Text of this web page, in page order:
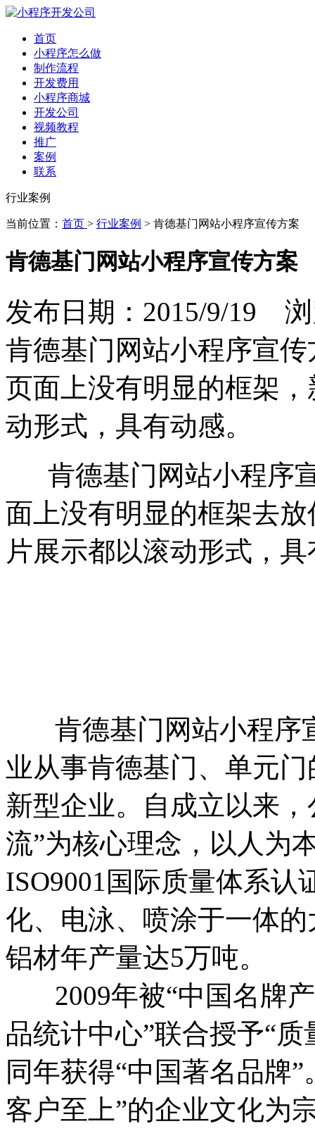
首页
小程序怎么做
制作流程
开发费用
小程序商城
开发公司
视频教程
推广
案例
联系
行业案例
当前位置： 首页 > 行业案例 > 肯德基门网站小程序宣传方案
肯德基门网站小程序宣传方案
发布日期：2015/9/19
肯德基门网站小程序宣
页面上没有明显的框架
动形式，具有动感。
肯德基门网站小程序
面上没有明显的框架去
片展示都以滚动形式，
肯德基门网站小程序
业从事肯德基门、单元
新型企业。自成立以来
流”为核心理念，以人为
ISO9001国际质量体系
化、电泳、喷涂于一体
铝材年产量达5万吨。
2009年被“中国名牌产
品统计中心”联合授予“
同年获得“中国著名品牌
客户至上”的企业文化为